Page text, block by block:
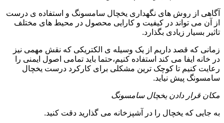
آگاهی از روش های نگهداری یخچال سامسونگ و استفاده ی درست
از آن می تواند در کیفیت و کارایی محصول در محیط های مختلف
تاثیر بسیار زیادی بگذارد.
زمانی که قصد داریم از یک وسیله ی الکتریکی که نقش مهمی نیز
در خانه ایفا می کند استفاده کنیم،حتما باید تمامی اصول ایمنی را
رعایت کنیم تا کوچک ترین مشکلی برای کارکرد درست یخچال
سامسونگ پیش نیاید.
مکان قرار دادن یخچال سامسونگ
به جایی که یخچال را در آشپزخانه می گذارید دقت کنید.